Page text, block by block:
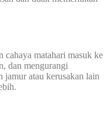
cahaya matahari masuk ke
dan mengurangi
jamur atau kerusakan lain